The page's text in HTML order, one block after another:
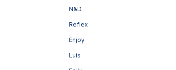
N&D
Reflex
Enjoy
Luis